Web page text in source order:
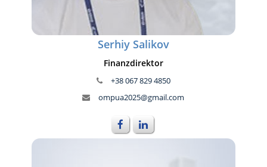
Serhiy Salikov
Finanzdirektor
+38 067 829 4850
ompua2025@gmail.com